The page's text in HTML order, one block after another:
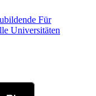
Für
Universitäten